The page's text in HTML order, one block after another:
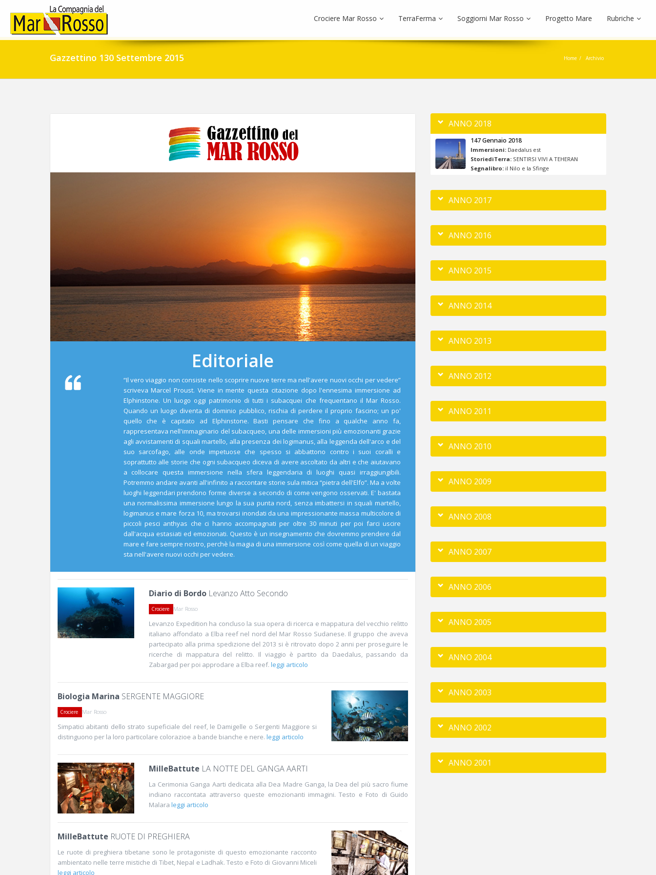
Crociere Mar Rosso TerraFerma Soggiorni Mar Rosso Progetto Mare Rubriche
Gazzettino 130 Settembre 2015 Home Archivio
Editoriale
“Il vero viaggio non consiste nello scoprire nuove terre ma nell'avere nuovi occhi per vedere”
scriveva Marcel Proust. Viene in mente questa citazione dopo l'ennesima immersione ad
Elphinstone. Un luogo oggi patrimonio di tutti i subacquei che frequentano il Mar Rosso.
Quando un luogo diventa di dominio pubblico, rischia di perdere il proprio fascino; un po'
quello che è capitato ad Elphinstone. Basti pensare che fino a qualche anno fa,
rappresentava nell'immaginario del subacqueo, una delle immersioni più emozionanti grazie
agli avvistamenti di squali martello, alla presenza dei logimanus, alla leggenda dell'arco e del
suo sarcofago, alle onde impetuose che spesso si abbattono contro i suoi coralli e
soprattutto alle storie che ogni subacqueo diceva di avere ascoltato da altri e che aiutavano
a collocare questa immersione nella sfera leggendaria di luoghi quasi irraggiungibili.
Potremmo andare avanti all'infinito a raccontare storie sula mitica “pietra dell'Elfo”. Ma a volte
luoghi leggendari prendono forme diverse a secondo di come vengono osservati. E' bastata
una normalissima immersione lungo la sua punta nord, senza imbattersi in squali martello,
logimanus e mare forza 10, ma trovarsi inondati da una impressionante massa multicolore di
piccoli pesci anthyas che ci hanno accompagnati per oltre 30 minuti per poi farci uscire
dall'acqua estasiati ed emozionati. Questo è un insegnamento che dovremmo prendere dal
mare e fare sempre nostro, perchè la magia di una immersione così come quella di un viaggio
sta nell'avere nuovi occhi per vedere.
Diario di Bordo Levanzo Atto Secondo
Crociere Mar Rosso
Levanzo Expedition ha concluso la sua opera di ricerca e mappatura del vecchio relitto
italiano affondato a Elba reef nel nord del Mar Rosso Sudanese. Il gruppo che aveva
partecipato alla prima spedizione del 2013 si è ritrovato dopo 2 anni per proseguire le
ricerche di mappatura del relitto. Il viaggio è partito da Daedalus, passando da
Zabargad per poi approdare a Elba reef. leggi articolo
Biologia Marina SERGENTE MAGGIORE
Crociere Mar Rosso
Simpatici abitanti dello strato supeficiale del reef, le Damigelle o Sergenti Maggiore si
distinguono per la loro particolare colorazioe a bande bianche e nere. leggi articolo
MilleBattute LA NOTTE DEL GANGA AARTI
La Cerimonia Ganga Aarti dedicata alla Dea Madre Ganga, la Dea del più sacro fiume
indiano raccontata attraverso queste emozionanti immagini. Testo e Foto di Guido
Malara leggi articolo
MilleBattute RUOTE DI PREGHIERA
Le ruote di preghiera tibetane sono le protagoniste di questo emozionante racconto
ambientato nelle terre mistiche di Tibet, Nepal e Ladhak. Testo e Foto di Giovanni Miceli
leggi articolo
ANNO 2018
147 Gennaio 2018
Immersioni: Daedalus est
StoriediTerra: SENTIRSI VIVI A TEHERAN
Segnalibro: il Nilo e la Sfinge
ANNO 2017
ANNO 2016
ANNO 2015
ANNO 2014
ANNO 2013
ANNO 2012
ANNO 2011
ANNO 2010
ANNO 2009
ANNO 2008
ANNO 2007
ANNO 2006
ANNO 2005
ANNO 2004
ANNO 2003
ANNO 2002
ANNO 2001